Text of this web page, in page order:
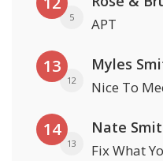
5 APT
13
12
Myles
Nice To
14
13
Nate
Fix What